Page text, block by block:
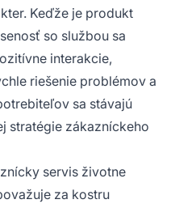
Keďže je produkt
so službou sa
interakcie,
riešenie problémov a
sa stávajú
stratégie zákazníckeho
servis životne
za kostru